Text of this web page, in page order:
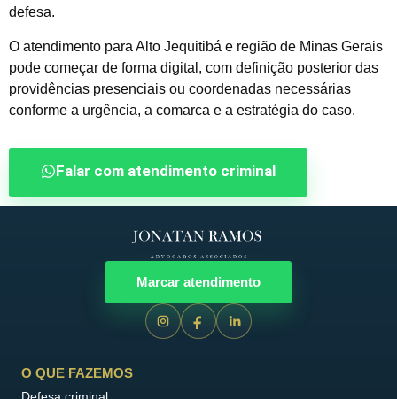
defesa.
O atendimento para Alto Jequitibá e região de Minas Gerais
pode começar de forma digital, com definição posterior das
providências presenciais ou coordenadas necessárias
conforme a urgência, a comarca e a estratégia do caso.
Falar com atendimento criminal
Marcar atendimento
O QUE FAZEMOS
Defesa criminal